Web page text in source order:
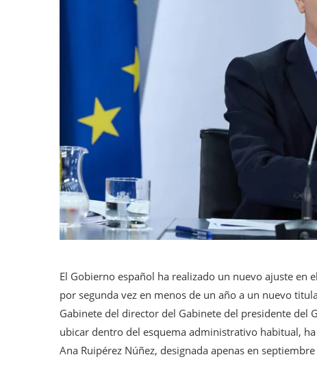
El Gobierno español ha realizado un nuevo ajuste en
por segunda vez en menos de un año a un nuevo
Gabinete del director del Gabinete del presidente del
ubicar dentro del esquema administrativo habitual,
Ana Ruipérez Núñez, designada apenas en